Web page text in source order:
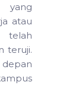
yang
atau
telah
teruji.